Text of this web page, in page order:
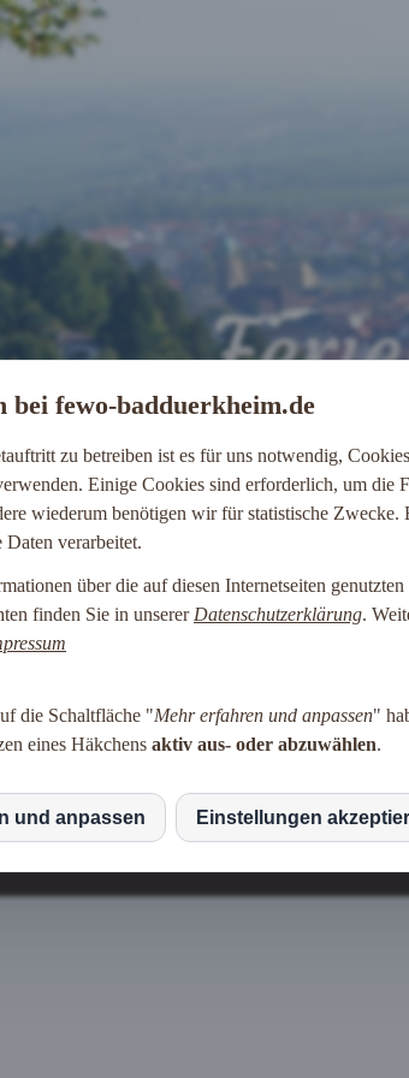
Am alten
Impressum
bei fewo-badduerkheim.de
zu betreiben ist es für uns notwendig,
Einige Cookies sind erforderlich, um die
wiederum benötigen wir für statistische Zwecke.
Daten verarbeitet.
über die auf diesen Internetseiten
finden Sie in unserer Datenschutzerklärung.
die Schaltfläche "Mehr erfahren und anpassen"
eines Häkchens aktiv aus- oder abzuwählen.
und anpassen Einstellungen